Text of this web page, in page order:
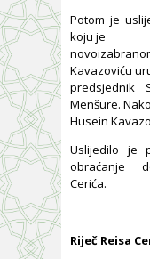
Potom je
koju je
Kavazoviću
predsjednik
Menšure.
Husein
Uslijedilo je
obraćanje
Cerića.
Riječ Reisa